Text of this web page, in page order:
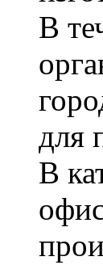
В
для
В